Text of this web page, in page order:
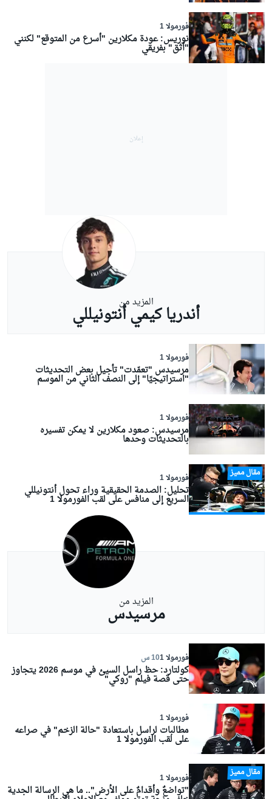
فورمولا 1
نوريس: عودة مكلارين "أسرع من المتوقع" لكنني
"أثق" بفريقي
المزيد من
أندريا كيمي أنتونيللي
فورمولا 1
مرسيدس "تعمّدت" تأجيل بعض التحديثات
"استراتيجيًا" إلى النصف الثاني من الموسم
فورمولا 1
مرسيدس: صعود مكلارين لا يمكن تفسيره
بالتحديثات وحدها
مقال مميز فورمولا 1
تحليل: الصدمة الحقيقية وراء تحول أنتونيللي
السريع إلى منافس على لقب الفورمولا 1
المزيد من
مرسيدس
فورمولا 1 10 س
كولتارد: حظ راسل السيئ في موسم 2026 يتجاوز
حتى قصة فيلم "روكي"
فورمولا 1
مطالبات لراسل باستعادة "حالة الزخم" في صراعه
على لقب الفورمولا 1
مقال مميز فورمولا 1
"تواضعٌ وأقدامٌ على الأرض".. ما هي الرسالة الجدية